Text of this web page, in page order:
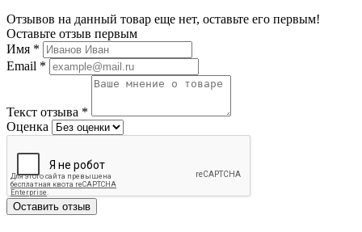
Отзывов на данный товар еще нет, оставьте его первым!
Оставьте отзыв первым
Имя *
Email *
Текст отзыва *
Оценка
Оставить отзыв